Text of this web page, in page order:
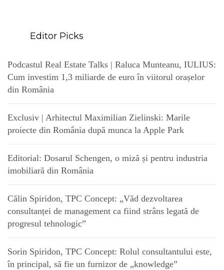
Editor Picks
Podcastul Real Estate Talks | Raluca Munteanu, IULIUS:
Cum investim 1,3 miliarde de euro în viitorul orașelor
din România
Exclusiv | Arhitectul Maximilian Zielinski: Marile
proiecte din România după munca la Apple Park
Editorial: Dosarul Schengen, o miză și pentru industria
imobiliară din România
Călin Spiridon, TPC Concept: „Văd dezvoltarea
consultanței de management ca fiind strâns legată de
progresul tehnologic”
Sorin Spiridon, TPC Concept: Rolul consultantului este,
în principal, să fie un furnizor de „knowledge”